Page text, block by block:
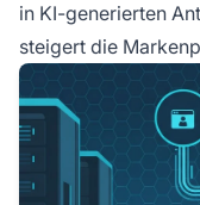
in KI-generierten
steigert die